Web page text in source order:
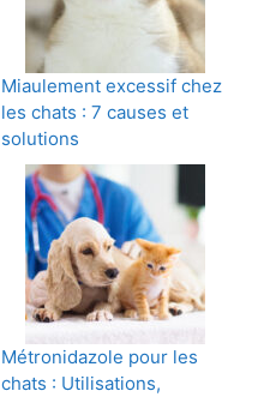
Miaulement excessif chez
les chats : 7 causes et
solutions
Métronidazole pour les
chats : Utilisations,